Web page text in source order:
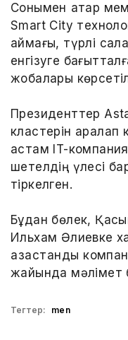
Сонымен қатар
Smart City
аймағы, түрлі
енгізуге
жобалары
Президенттер
кластерін аралап
астам IT-
шетелдің үлесі
тіркелген.
Бұдан бөлек,
Ильхам Әлиевке
қазақстандық
жайында мәлімет
Тегтер: men